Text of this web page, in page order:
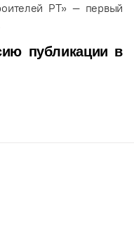
РТ» — первый
публикации в